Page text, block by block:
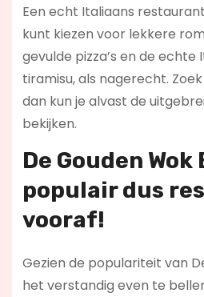
Een echt Italiaans
kunt kiezen voor lekkere
gevulde pizza’s en de echte
tiramisu, als nagerecht.
dan kun je alvast de
bekijken.
De Gouden Wok
populair dus
vooraf!
Gezien de populariteit van
het verstandig even te